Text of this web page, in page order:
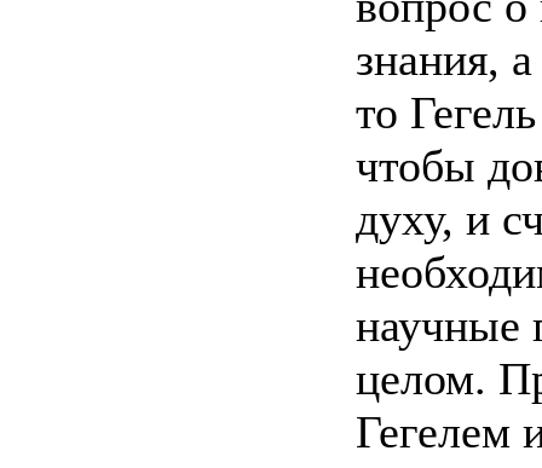
знания,
то
чтобы
духу, и
научные
целом.
Гегелем